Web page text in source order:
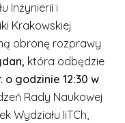
Inżynierii i
Krakowskiej
obronę rozprawy
która odbędzie
o godzinie 12:30 w
Rady Naukowej
Wydziału IiTCh,